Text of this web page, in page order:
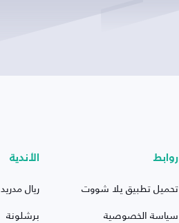
روابط
تحميل تطبيق يلا شووت
سياسة الخصوصية
الأندية
ريال مدريد
برشلونة